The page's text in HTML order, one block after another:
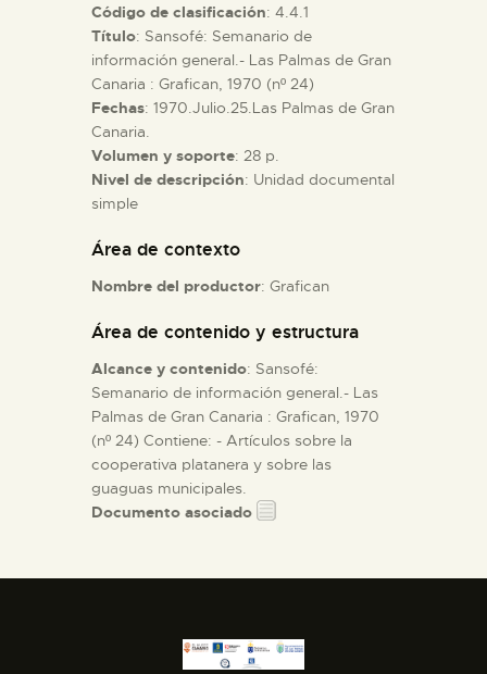
COLECCIONES
DIDÁCTICA
ESPAÑOL
Código de clasificación: 4.4.1
Título: Sansofé: Semanario de
información general.- Las Palmas de Gran
Canaria : Grafican, 1970 (nº 24)
Fechas: 1970.Julio.25.Las Palmas de Gran
Canaria.
Volumen y soporte: 28 p.
Nivel de descripción: Unidad documental
simple
Área de contexto
Nombre del productor: Grafican
Área de contenido y estructura
Alcance y contenido: Sansofé:
Semanario de información general.- Las
Palmas de Gran Canaria : Grafican, 1970
(nº 24) Contiene: - Artículos sobre la
cooperativa platanera y sobre las
guaguas municipales.
Documento asociado